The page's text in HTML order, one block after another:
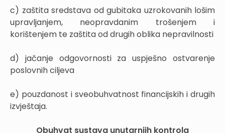
c) zaštita sredstava od gubitaka uzrokovanih lošim
upravljanjem, neopravdanim trošenjem i
korištenjem te zaštita od drugih oblika nepravilnosti
d) jačanje odgovornosti za uspješno ostvarenje
poslovnih ciljeva
e) pouzdanost i sveobuhvatnost financijskih i drugih
izvještaja.
Obuhvat sustava unutarnjih kontrola